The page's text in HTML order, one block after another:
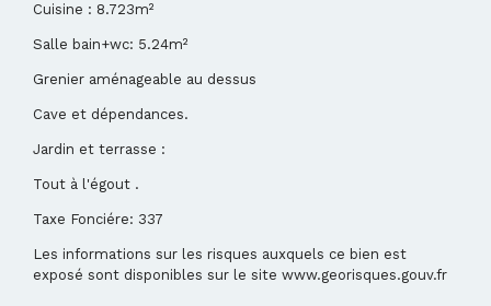
Cuisine : 8.723m²
Salle bain+wc: 5.24m²
Grenier aménageable au dessus
Cave et dépendances.
Jardin et terrasse :
Tout à l'égout .
Taxe Fonciére: 337
Les informations sur les risques auxquels ce bien est
exposé sont disponibles sur le site www.georisques.gouv.fr